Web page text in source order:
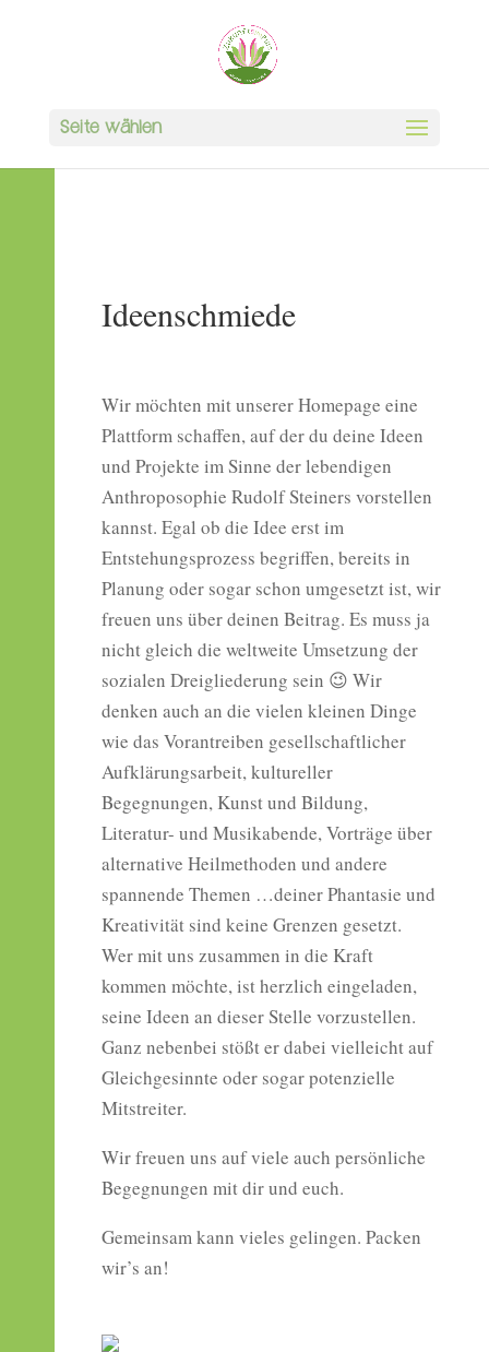
Seite wählen
Ideenschmiede
Wir möchten mit unserer Homepage eine
Plattform schaffen, auf der du deine Ideen
und Projekte im Sinne der lebendigen
Anthroposophie Rudolf Steiners vorstellen
kannst. Egal ob die Idee erst im
Entstehungsprozess begriffen, bereits in
Planung oder sogar schon umgesetzt ist, wir
freuen uns über deinen Beitrag. Es muss ja
nicht gleich die weltweite Umsetzung der
sozialen Dreigliederung sein 😉 Wir
denken auch an die vielen kleinen Dinge
wie das Vorantreiben gesellschaftlicher
Aufklärungsarbeit, kultureller
Begegnungen, Kunst und Bildung,
Literatur- und Musikabende, Vorträge über
alternative Heilmethoden und andere
spannende Themen …deiner Phantasie und
Kreativität sind keine Grenzen gesetzt.
Wer mit uns zusammen in die Kraft
kommen möchte, ist herzlich eingeladen,
seine Ideen an dieser Stelle vorzustellen.
Ganz nebenbei stößt er dabei vielleicht auf
Gleichgesinnte oder sogar potenzielle
Mitstreiter.
Wir freuen uns auf viele auch persönliche
Begegnungen mit dir und euch.
Gemeinsam kann vieles gelingen. Packen
wir’s an!